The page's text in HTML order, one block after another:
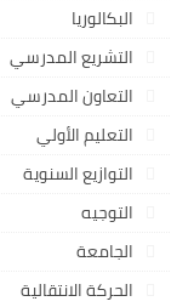
البكالوريا
التشريع المدرسي
التعاون المدرسي
التعليم الأولي
التوازيع السنوية
التوجيه
الجامعة
الحركة الانتقالية